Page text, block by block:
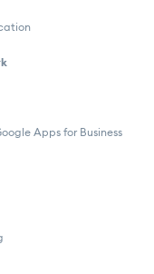
Apps for Business